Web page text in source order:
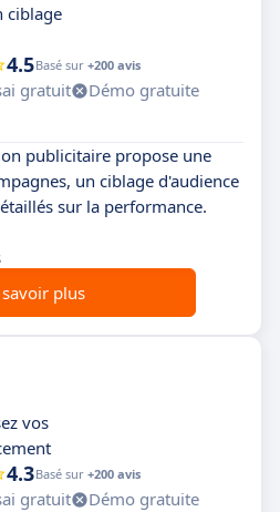
ciblage
4.5Basé sur +200 avis
gratuit
Démo gratuite
publicitaire propose une
un ciblage d'audience
sur la performance.
savoir plus
vos
4.3Basé sur +200 avis
gratuit
Démo gratuite